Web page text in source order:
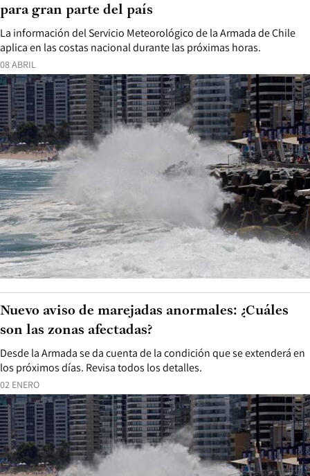
08 ABRIL
La información del Servicio Meteorológico de la Armada de Chile
aplica en las costas nacional durante las próximas horas.
para gran parte del país
02 ENERO
Desde la Armada se da cuenta de la condición que se extenderá en
los próximos días. Revisa todos los detalles.
Nuevo aviso de marejadas anormales: ¿Cuáles
son las zonas afectadas?